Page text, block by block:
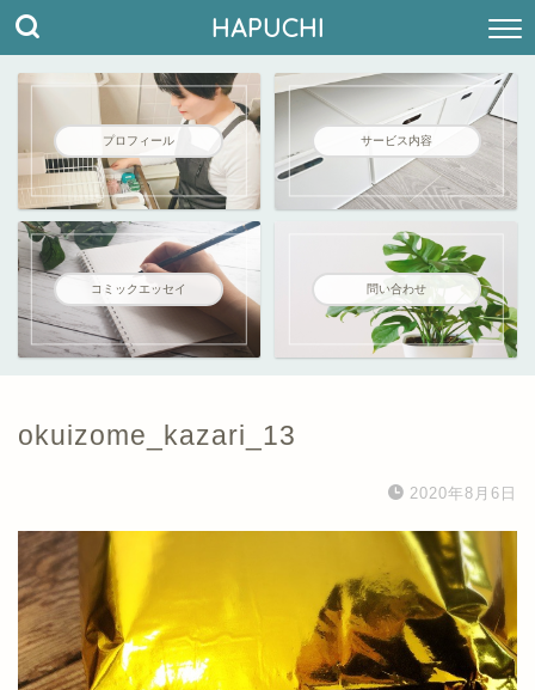
HAPUCHI
プロフィール サービス内容
コミックエッセイ 問い合わせ
okuizome_kazari_13
2020年8月6日